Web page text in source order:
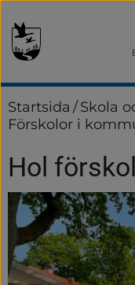
Startsida /Skola
Förskolor i
Hol